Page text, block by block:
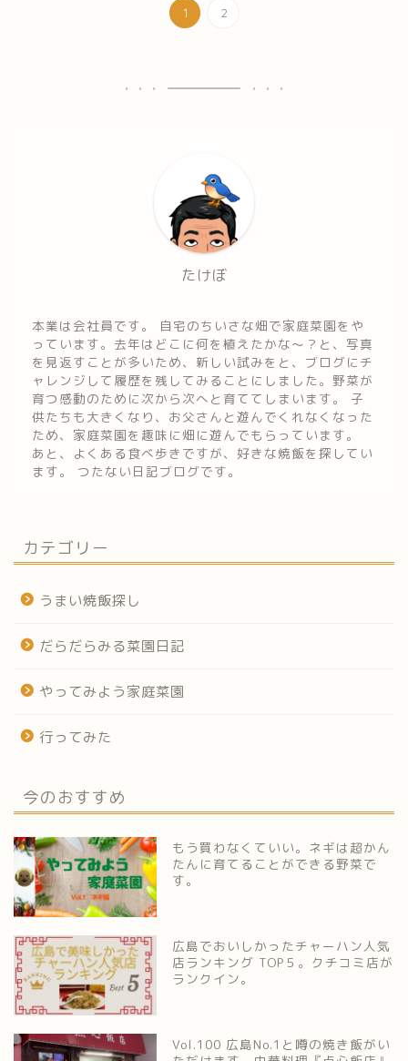
1 2
たけぼ
本業は会社員です。 自宅のちいさな畑で家庭菜園をや
っています。去年はどこに何を植えたかな～？と、写真
を見返すことが多いため、新しい試みをと、ブログにチ
ャレンジして履歴を残してみることにしました。野菜が
育つ感動のために次から次へと育ててしまいます。 子
供たちも大きくなり、お父さんと遊んでくれなくなった
ため、家庭菜園を趣味に畑に遊んでもらっています。
あと、よくある食べ歩きですが、好きな焼飯を探してい
ます。 つたない日記ブログです。
カテゴリー
うまい焼飯探し
だらだらみる菜園日記
やってみよう家庭菜園
行ってみた
今のおすすめ
もう買わなくていい。ネギは超かん
たんに育てることができる野菜で
す。
広島でおいしかったチャーハン人気
店ランキング TOP５。クチコミ店が
ランクイン。
Vol.100 広島No.1と噂の焼き飯がい